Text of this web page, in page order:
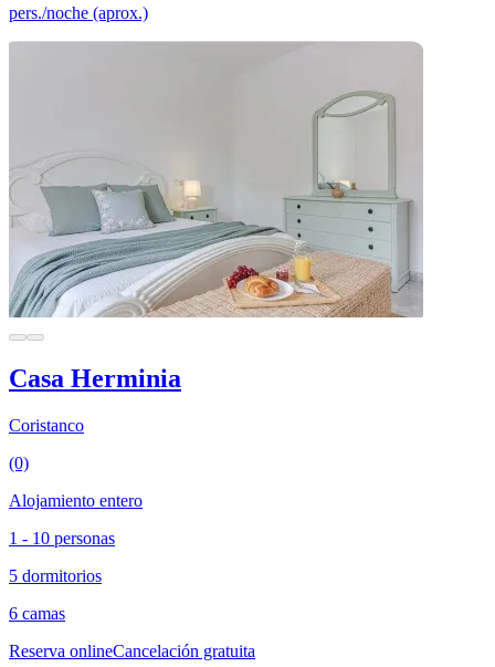
pers./noche (aprox.)
Casa Herminia
Coristanco
(0)
Alojamiento entero
1 - 10 personas
5 dormitorios
6 camas
Reserva onlineCancelación gratuita